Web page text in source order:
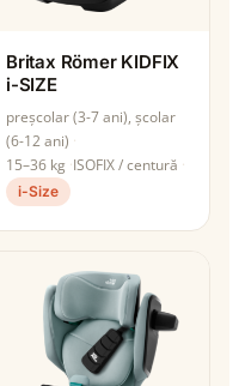
Britax Römer KIDFIX
i-SIZE
preșcolar (3-7 ani), școlar
(6-12 ani)
15–36 kg ISOFIX / centură
i-Size